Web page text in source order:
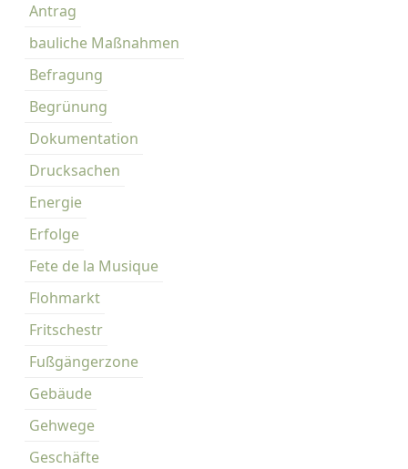
S
d
Antrag
bauliche Maßnahmen
Befragung
Begrünung
Dokumentation
Drucksachen
Energie
Erfolge
Fete de la Musique
Flohmarkt
Fritschestr
Fußgängerzone
Gebäude
Gehwege
Geschäfte